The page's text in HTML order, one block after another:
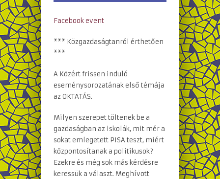
Facebook event
*** Közgazdaságtanról érthetően
***
A Közért frissen induló
eseménysorozatának első témája
az OKTATÁS.
Milyen szerepet töltenek be a
gazdaságban az iskolák, mit mér a
sokat emlegetett PISA teszt, miért
központosítanak a politikusok?
Ezekre és még sok más kérdésre
keressük a választ. Meghívott